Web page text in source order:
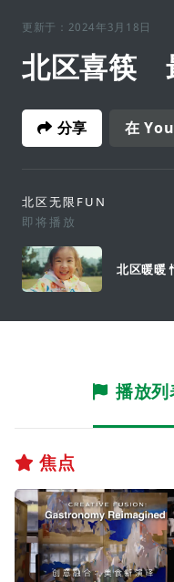
更新于：2024年3月18日
北区喜筷
分享 在
北区无限FUN
即将播放
北区暖暖
播放列
焦点